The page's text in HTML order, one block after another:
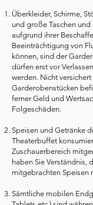
Überkleider, Schirme,
und große Taschen
aufgrund ihrer
Beeinträchtigung von
können, sind der
dürfen erst vor
werden. Nicht
Garderobenstücken
ferner Geld und
Folgeschäden.
Speisen und Getränke
Theaterbuffet
Zuschauerbereich
haben Sie Verständnis,
mitgebrachten Speisen
Sämtliche mobilen